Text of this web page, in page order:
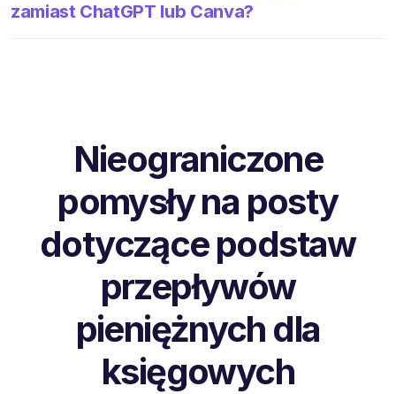
zamiast ChatGPT lub Canva?
Nieograniczone
pomysły na posty
dotyczące podstaw
przepływów
pieniężnych dla
księgowych